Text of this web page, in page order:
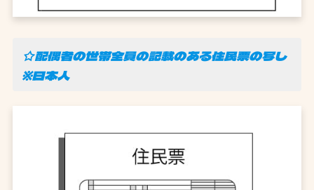
☆配偶者の世帯全員の記載のある住民票の写し
※日本人